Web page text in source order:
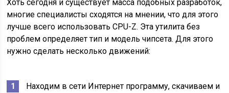
Хоть сегодня и существует масса подобных разработок,
многие специалисты сходятся на мнении, что для этого
лучше всего использовать CPU-Z. Эта утилита без
проблем определяет тип и модель чипсета. Для этого
нужно сделать несколько движений:
Находим в сети Интернет программу, скачиваем и